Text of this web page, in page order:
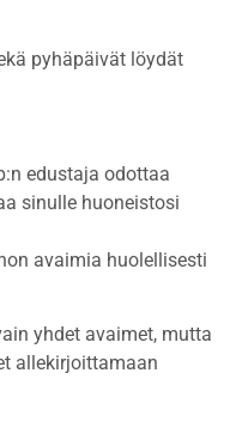
pyhäpäivät löydät
edustaja odottaa
sinulle huoneistosi
avaimia huolellisesti
yhdet avaimet, mutta
allekirjoittamaan